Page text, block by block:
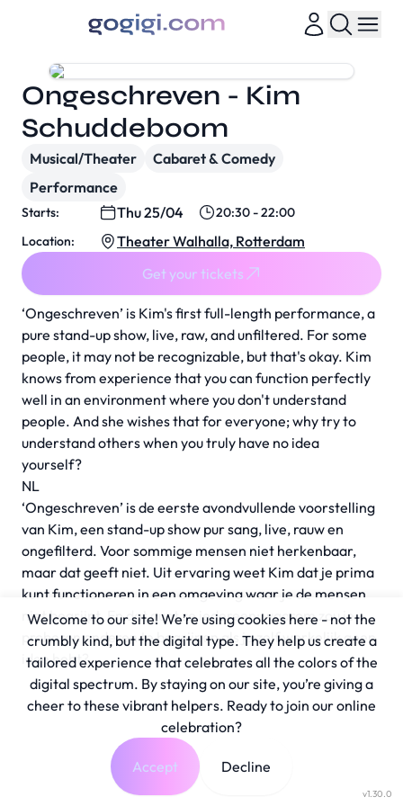
‘Ongeschreven’ is Kim's first full-length performance, a
pure stand-up show, live, raw, and unfiltered. For some
people, it may not be recognizable, but that's okay. Kim
knows from experience that you can function perfectly
well in an environment where you don't understand
people. And she wishes that for everyone; why try to
understand others when you truly have no idea
yourself?
NL
‘Ongeschreven’ is de eerste avondvullende voorstelling
van Kim, een stand-up show pur sang, live, rauw en
ongefilterd. Voor sommige mensen niet herkenbaar,
maar dat geeft niet. Uit ervaring weet Kim dat je prima
kunt functioneren in een omgeving waar je de mensen
niet begrijpt. En dat gunt ze iedereen; waarom zou je
proberen anderen te begrijpen als je zelf werkelijk geen
idee hebt?
Ongeschreven - Kim
Schuddeboom
Musical/Theater
Cabaret & Comedy
Performance
Starts: Thu 25/04
20:30 - 22:00
Location:
Theater Walhalla, Rotterdam
Get your tickets
v1.30.0
Welcome to our site! We’re using cookies here - not the
crumbly kind, but the digital type. They help us create a
tailored experience that celebrates all the colors of the
digital spectrum. By staying on our site, you’re giving a
cheer to these vibrant helpers. Ready to join our online
celebration?
Accept Decline